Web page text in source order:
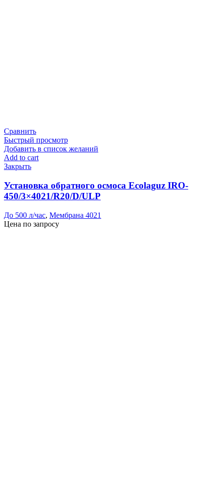
Сравнить
Быстрый просмотр
Добавить в список желаний
Add to cart
Закрыть
Установка обратного осмоса Ecolaguz IRO-
450/3×4021/R20/D/ULP
До 500 л/час, Мембрана 4021
Цена по запросу